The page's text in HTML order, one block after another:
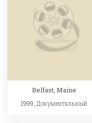
Belfast, Maine
1999, Документальный